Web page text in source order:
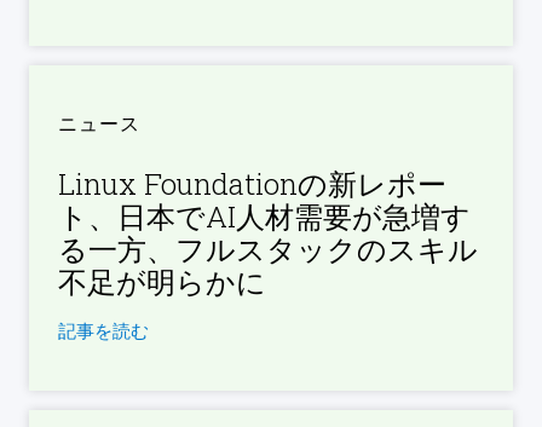
ニュース
Linux Foundationの新レポー
ト、日本でAI人材需要が急増す
る一方、フルスタックのスキル
不足が明らかに
記事を読む